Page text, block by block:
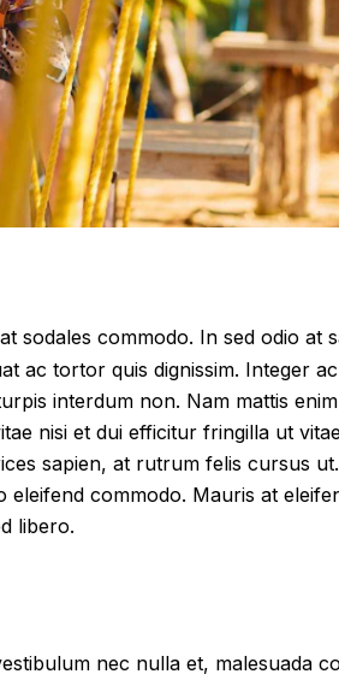
sodales commodo. In sed odio at
ac tortor quis dignissim. Integer
interdum non. Nam mattis
nisi et dui efficitur fringilla ut
sapien, at rutrum felis cursus
commodo. Mauris at
libero.
nec nulla et, malesuada